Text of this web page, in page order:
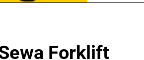
Forklift